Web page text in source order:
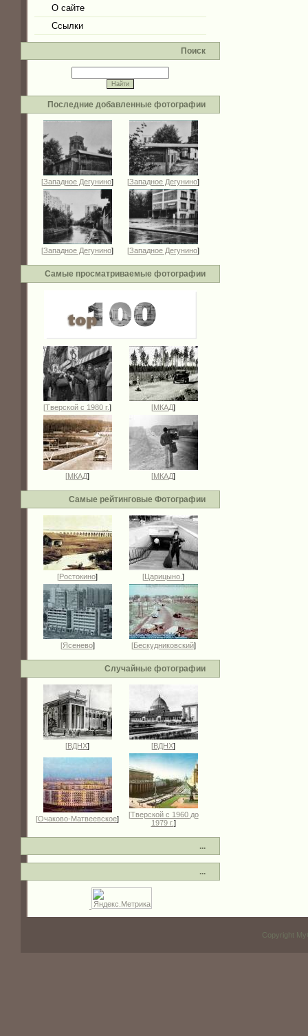
О сайте
Ссылки
Поиск
Последние добавленные фотографии
[Западное Дегунино] [Западное Дегунино]
[Западное Дегунино] [Западное Дегунино]
Самые просматриваемые фотографии
[Тверской с 1980 г.] [МКАД]
[МКАД] [МКАД]
Самые рейтинговые Фотографии
[Ростокино] [ Царицыно. ]
[Ясенево] [Бескудниковский]
Случайные фотографии
[ВДНХ] [ВДНХ]
[Очаково-Матвеевское] [Тверской с 1960 до
1979 г.]
...
...
Copyright